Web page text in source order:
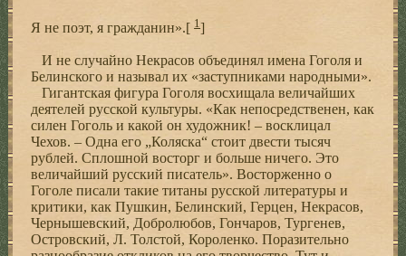
Я не поэт, я гражданин».[1]
И не случайно Некрасов объединял имена Гоголя и
Белинского и называл их «заступниками народными».
Гигантская фигура Гоголя восхищала величайших
деятелей русской культуры. «Как непосредственен, как
силен Гоголь и какой он художник! – восклицал
Чехов. – Одна его „Коляска“ стоит двести тысяч
рублей. Сплошной восторг и больше ничего. Это
величайший русский писатель». Восторженно о
Гоголе писали такие титаны русской литературы и
критики, как Пушкин, Белинский, Герцен, Некрасов,
Чернышевский, Добролюбов, Гончаров, Тургенев,
Островский, Л. Толстой, Короленко. Поразительно